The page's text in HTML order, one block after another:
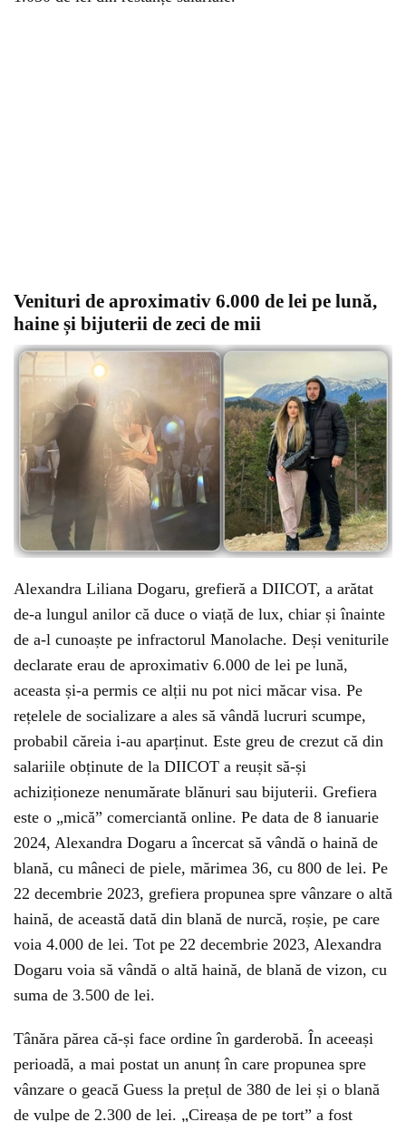
Venituri de aproximativ 6.000 de lei pe lună,
haine și bijuterii de zeci de mii
Alexandra Liliana Dogaru, grefieră a DIICOT, a arătat
de-a lungul anilor că duce o viață de lux, chiar și înainte
de a-l cunoaște pe infractorul Manolache. Deși veniturile
declarate erau de aproximativ 6.000 de lei pe lună,
aceasta și-a permis ce alții nu pot nici măcar visa. Pe
rețelele de socializare a ales să vândă lucruri scumpe,
probabil căreia i-au aparținut. Este greu de crezut că din
salariile obținute de la DIICOT a reușit să-și
achiziționeze nenumărate blănuri sau bijuterii. Grefiera
este o „mică” comerciantă online. Pe data de 8 ianuarie
2024, Alexandra Dogaru a încercat să vândă o haină de
blană, cu mâneci de piele, mărimea 36, cu 800 de lei. Pe
22 decembrie 2023, grefiera propunea spre vânzare o altă
haină, de această dată din blană de nurcă, roșie, pe care
voia 4.000 de lei. Tot pe 22 decembrie 2023, Alexandra
Dogaru voia să vândă o altă haină, de blană de vizon, cu
suma de 3.500 de lei.
Tânăra părea că-și face ordine în garderobă. În aceeași
perioadă, a mai postat un anunț în care propunea spre
vânzare o geacă Guess la prețul de 380 de lei și o blană
de vulpe de 2.300 de lei. „Cireașa de pe tort” a fost